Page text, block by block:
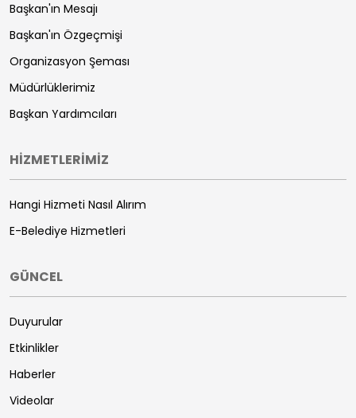
Başkan'ın Mesajı
Başkan'ın Özgeçmişi
Organizasyon Şeması
Müdürlüklerimiz
Başkan Yardımcıları
HİZMETLERİMİZ
Hangi Hizmeti Nasıl Alırım
E-Belediye Hizmetleri
GÜNCEL
Duyurular
Etkinlikler
Haberler
Videolar